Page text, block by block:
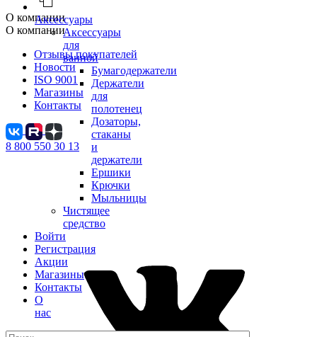
Аксессуары
Аксессуары
для
ванной
Бумагодержатели
Держатели
для
полотенец
Дозаторы,
стаканы
и
держатели
Ершики
Крючки
Мыльницы
Чистящее
средство
Войти
Регистрация
Акции
Магазины
Контакты
О
нас
О компании
О компании
Отзывы покупателей
Новости
ISO 9001
Магазины
Контакты
8 800 550 30 13